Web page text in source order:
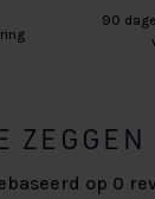
90
ZEGGEN
op 0